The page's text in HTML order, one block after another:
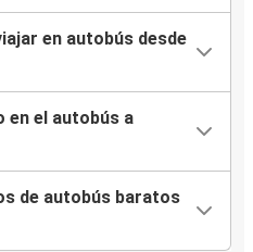
en autobús desde
en el autobús a
de autobús baratos